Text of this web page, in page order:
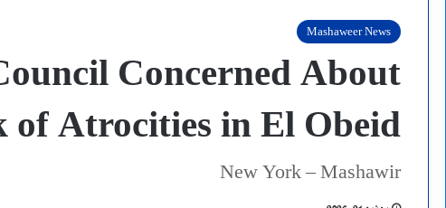
Mashaweer News
Concerned About
of Atrocities in El Obeid
New York – Mashawir